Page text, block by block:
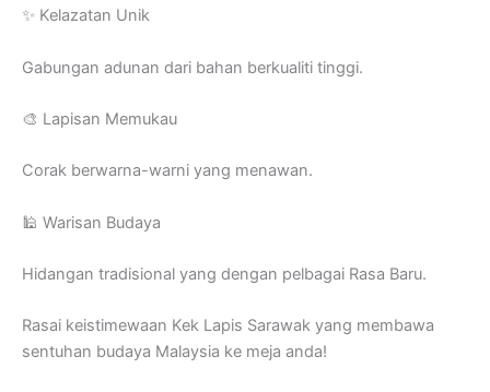
✨ Kelazatan Unik
Gabungan adunan dari bahan berkualiti tinggi.
🎨 Lapisan Memukau
Corak berwarna-warni yang menawan.
🕌 Warisan Budaya
Hidangan tradisional yang dengan pelbagai Rasa Baru.
Rasai keistimewaan Kek Lapis Sarawak yang membawa
sentuhan budaya Malaysia ke meja anda!